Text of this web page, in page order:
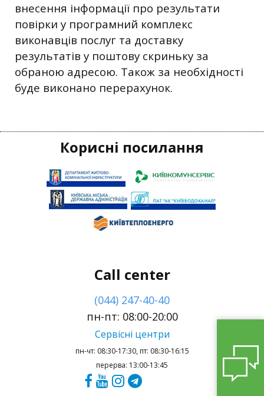
внесення інформації про результати
повірки у програмний комплекс
виконавців послуг та доставку
результатів у поштову скриньку за
обраною адресою. Також за необхідності
буде виконано перерахунок.
Корисні посилання
Call center
(044) 247-40-40
пн-пт: 08:00-20:00
Сервісні центри
пн-чт: 08:30-17:30, пт: 08:30-16:15
перерва: 13:00-13:45